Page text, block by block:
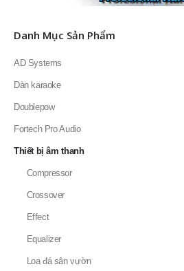
Danh Mục Sản Phẩm
AD Systems
Dàn karaoke
Doublepow
Fortech Pro Audio
Thiết bị âm thanh
Compressor